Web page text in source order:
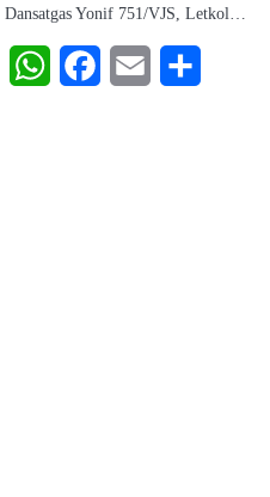
Dansatgas Yonif 751/VJS, Letkol…
WhatsAppFacebookEmail